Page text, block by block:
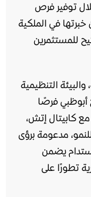
توفير فرص
في الملكية
للمستثمرين
التنظيمية
أبوظبي فرصًا
كابيتال إتش،
مدعومة برؤى
يضمن
تطورًا على